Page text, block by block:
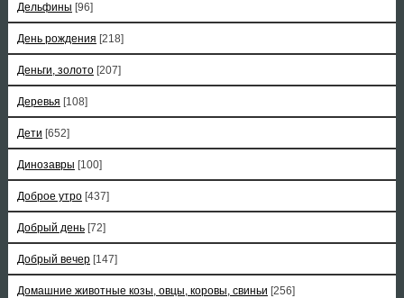
Дельфины [96]
День рождения [218]
Деньги, золото [207]
Деревья [108]
Дети [652]
Динозавры [100]
Доброе утро [437]
Добрый день [72]
Добрый вечер [147]
Домашние животные козы, овцы, коровы, свиньи [256]